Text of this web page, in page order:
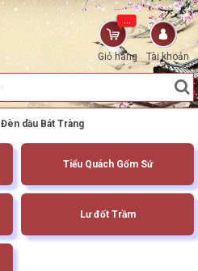
Tài khoản
Giỏ hàng
...
Đèn dầu Bát Tràng
Tiểu Quách Gốm Sứ
Lư đốt Trầm